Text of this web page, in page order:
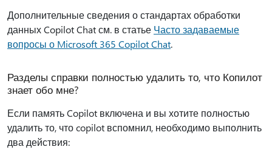
Дополнительные сведения о стандартах обработки
данных Copilot Chat см. в статье Часто задаваемые
вопросы о Microsoft 365 Copilot Chat.
Разделы справки полностью удалить то, что Копилот
знает обо мне?
Если память Copilot включена и вы хотите полностью
удалить то, что copilot вспомнил, необходимо выполнить
два действия: